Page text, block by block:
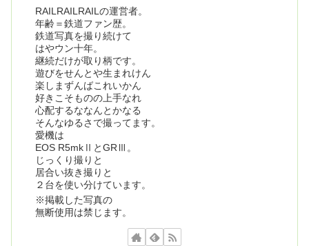
RAILRAILRAILの運営者。
年齢＝鉄道ファン歴。
鉄道写真を撮り続けて
はやウン十年。
継続だけが取り柄です。
遊びをせんとや生まれけん
楽しまずんばこれいかん
好きこそものの上手なれ
心配するななんとかなる
そんなゆるさで撮ってます。
愛機は
EOS R5mkⅡとGRⅢ。
じっくり撮りと
居合い抜き撮りと
２台を使い分けています。
※掲載した写真の
無断使用は禁じます。